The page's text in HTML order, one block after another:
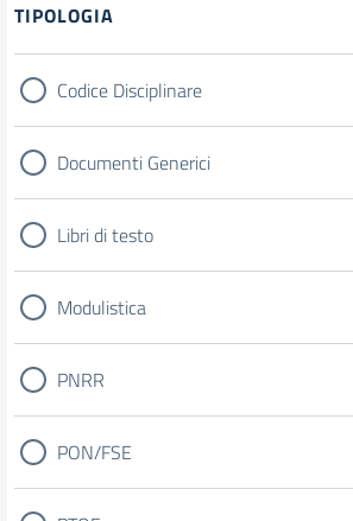
TIPOLOGIA
Codice Disciplinare
Documenti Generici
Libri di testo
Modulistica
PNRR
PON/FSE